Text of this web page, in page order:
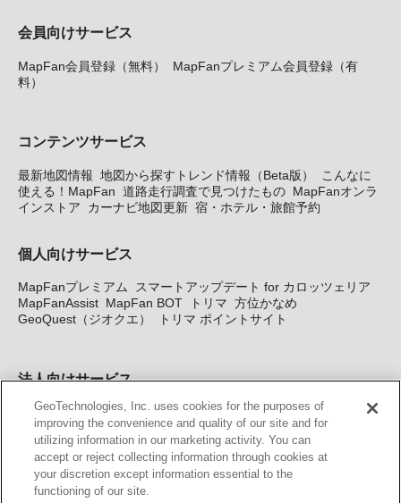
会員向けサービス
MapFan会員登録（無料）
MapFanプレミアム会員登録（有
料）
コンテンツサービス
最新地図情報 地図から探すトレンド情報（Beta版）
こんなに
使える！MapFan 道路走行調査で見つけたもの MapFanオンラ
インストア
カーナビ地図更新 宿・ホテル・旅館予約
個人向けサービス
MapFanプレミアム
スマートアップデート for カロッツェリア
MapFanAssist MapFan BOT トリマ 方位かなめ
GeoQuest（ジオクエ）
トリマ ポイントサイト
法人向けサービス
法人向け地図・位置情報サービス WEBサイト・システム向け地
図API Windows PC向け地図開発キット MapFan DB 住所確認
サービス
MAP WORLD+ トリマ広告 Geo-Research
GeoTechnologies, Inc. uses cookies for the purposes of
improving the convenience and quality of our site and for
utilizing information in our marketing activity. You can
accept or reject collecting information through cookies at
your discretion except information essential to the
functioning of our site.